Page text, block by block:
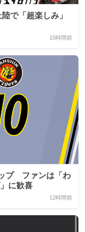
で「超楽しみ」
15時間前
プ ファンは「わ
に歓喜
12時間前